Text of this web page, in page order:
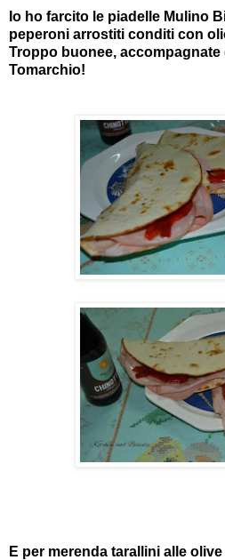
Io ho farcito le piadelle Mulino
peperoni arrostiti conditi con
Troppo buonee,
Tomarchio!
E per merenda tarallini alle